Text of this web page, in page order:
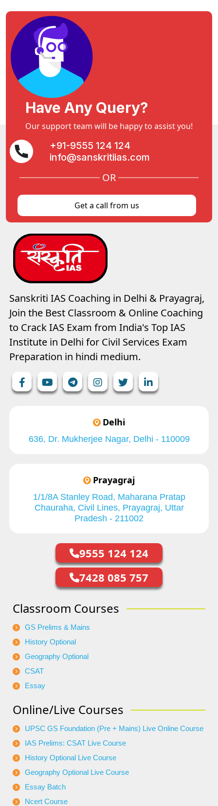
Have Any Query?
Our support team will be happy to assist you!
+91-9555 124 124
info@sanskritiias.com
OR
Get a call from us
Sanskriti IAS Coaching in Delhi & Prayagraj,
Join the Best Classroom & Online Coaching
to Crack IAS Exam from India's Top IAS
Institute in Delhi for Civil Services Exam
Preparation in hindi medium.
Delhi
636, Dr. Mukherjee Nagar, Delhi - 110009
Prayagraj
1/1/8A Stanley Road, Maharana Pratap
Chauraha, Civil Lines, Prayagraj, Uttar
Pradesh - 211002
9555 124 124
7428 085 757
Classroom Courses
GS Prelims & Mains
History Optional
Geography Optional
CSAT
Essay
Online/Live Courses
UPSC GS Foundation (Pre + Mains) Live Online Course
IAS Prelims: CSAT Live Course
History Optional Live Course
Geography Optional Live Course
Essay Batch
Ncert Course